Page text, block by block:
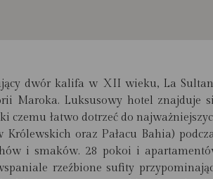
dwór kalifa w XII wieku, La
Maroka. Luksusowy hotel znajduje
czemu łatwo dotrzeć do
oraz Pałacu Bahia)
i smaków. 28 pokoi i
rzeźbione sufity